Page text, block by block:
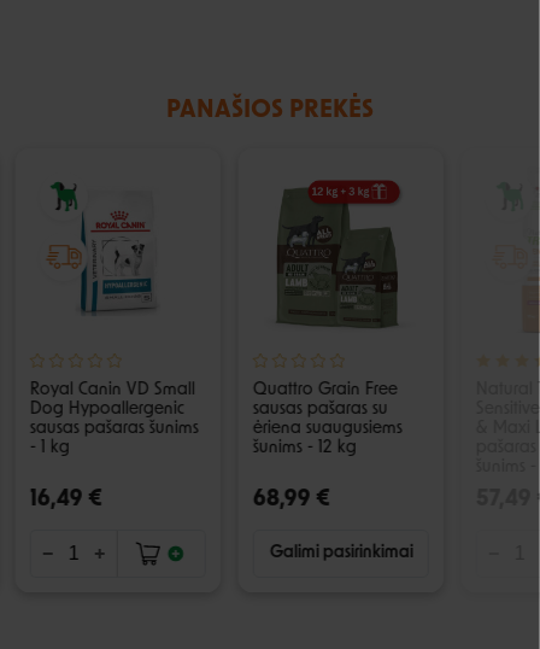
PANAŠIOS PREKĖS
Royal Canin VD Small
Dog Hypoallergenic
sausas pašaras šunims
- 1 kg
16,49 €
Quattro Grain Free
sausas pašaras su
ėriena suaugusiems
šunims - 12 kg
68,99 €
Galimi pasirinkimai
& Maxi
57,49